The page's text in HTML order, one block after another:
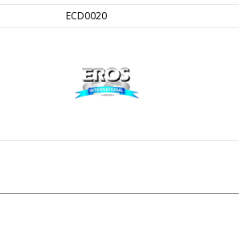
ECD0020